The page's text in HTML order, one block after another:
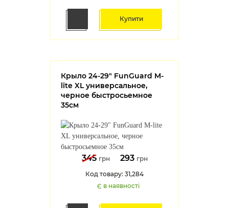
Купити
Крыло 24-29" FunGuard M-
lite XL универсальное,
черное быстросьемное
35см
345 грн 293 грн
Код товару: 31,284
Є в наявності